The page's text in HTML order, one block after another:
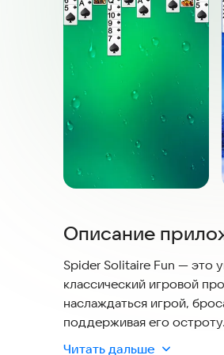
Описание
Spider Solitaire Fun — это
классический игровой
наслаждаться игрой,
поддерживая его остроту.
Читать дальше